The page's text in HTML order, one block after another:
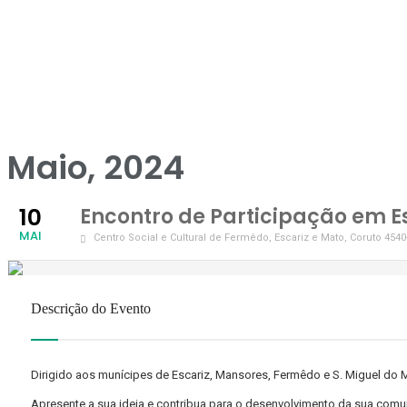
Maio, 2024
10
MAI
Encontro de Participação em
Centro Social e Cultural de Fermêdo, Escariz e Mato, Coruto
Descrição do Evento
Dirigido aos munícipes de Escariz, Mansores, Fermêdo e S. Miguel do
Apresente a sua ideia e contribua para o desenvolvimento da sua